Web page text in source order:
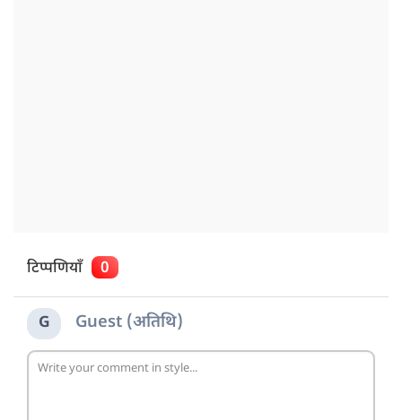
टिप्पणियाँ 0
G Guest (अतिथि)